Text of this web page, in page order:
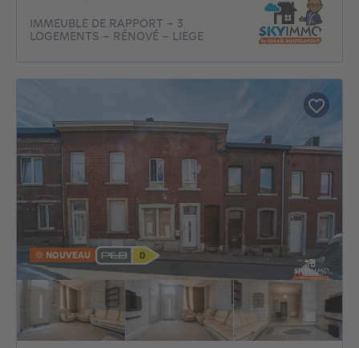
IMMEUBLE DE RAPPORT - 3
LOGEMENTS - RÉNOVÉ - LIEGE
NOUVEAU